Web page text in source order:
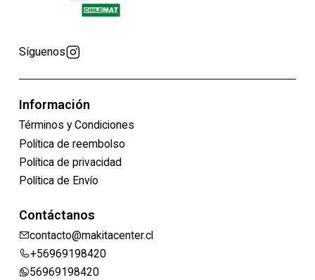
Síguenos
Información
Términos y Condiciones
Política de reembolso
Política de privacidad
Política de Envío
Contáctanos
contacto@makitacenter.cl
+56969198420
56969198420